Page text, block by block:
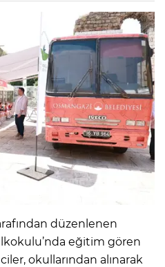
düzenlenen
eğitim gören
okullarından alınarak